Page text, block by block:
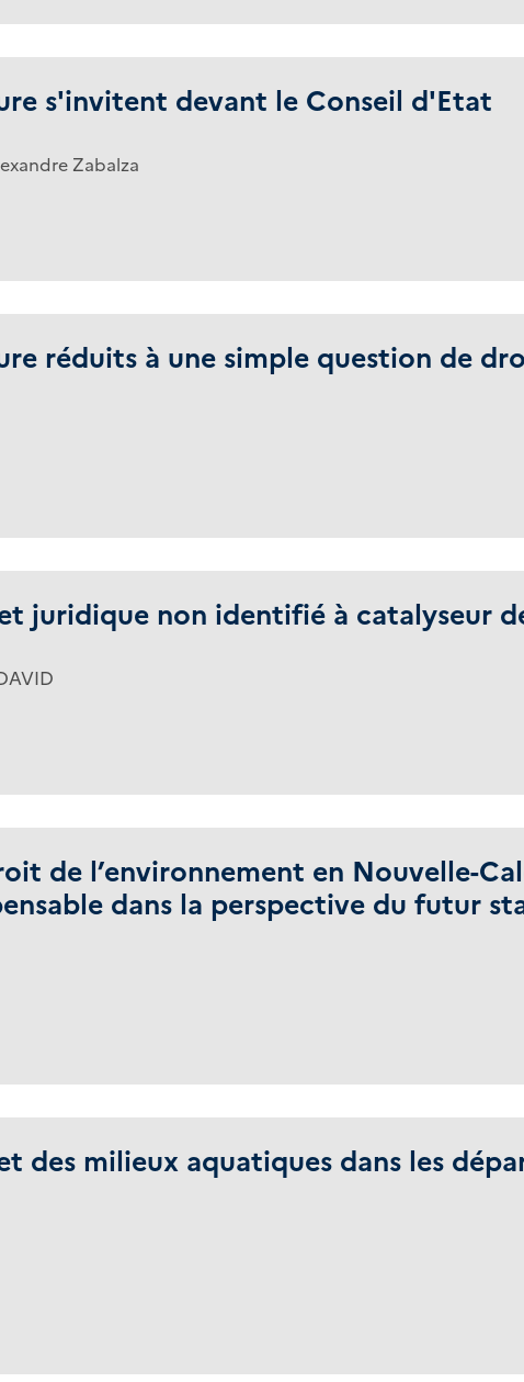
s'invitent devant le Conseil d'Etat
Zabalza
réduits à une simple question de
juridique non identifié à catalyseur
de l’environnement en Nouvelle-
dans la perspective du futur
des milieux aquatiques dans les